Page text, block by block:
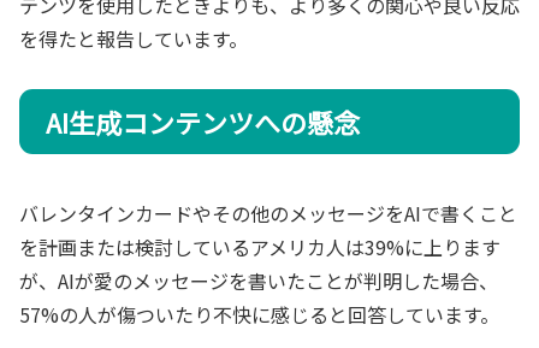
を得たと報告しています。
AI生成コンテンツへの懸念
バレンタインカードやその他のメッセージをAIで書くこと
を計画または検討しているアメリカ人は39%に上ります
が、AIが愛のメッセージを書いたことが判明した場合、
57%の人が傷ついたり不快に感じると回答しています。